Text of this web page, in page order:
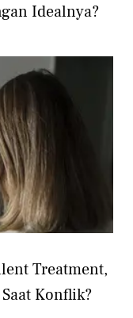
Idealnya?
Treatment,
Konflik?